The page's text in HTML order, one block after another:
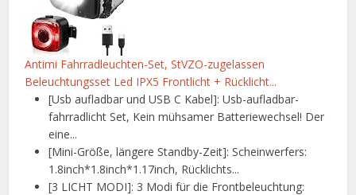
Antimi Fahrradleuchten-Set, StVZO-zugelassen
Beleuchtungsset Led IPX5 Frontlicht + Rücklicht...
[Usb aufladbar und USB C Kabel]: Usb-aufladbar-
fahrradlicht Set, Kein mühsamer Batteriewechsel! Der
eine...
[Mini-Größe, längere Standby-Zeit]: Scheinwerfers:
1.8inch*1.8inch*1.17inch, Rücklichts...
[3 LICHT MODI]: 3 Modi für die Frontbeleuchtung: